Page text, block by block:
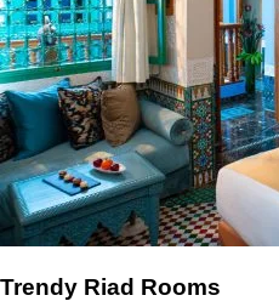
Trendy Riad Rooms